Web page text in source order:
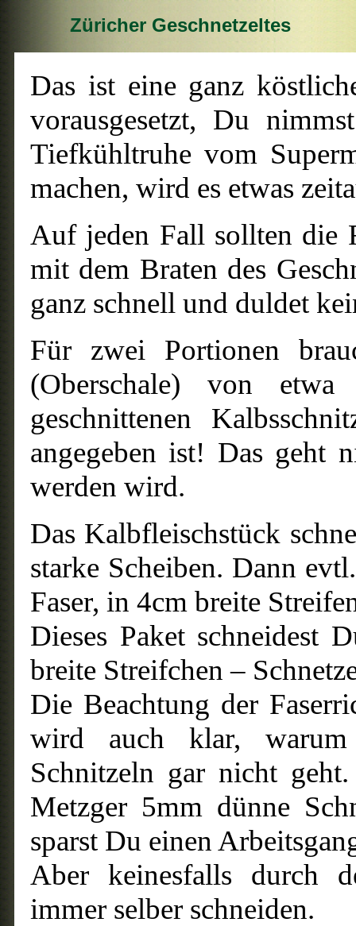
Züricher Geschnetzeltes
Das ist eine ganz
vorausgesetzt, Du
Tiefkühltruhe vom
machen, wird es etwas
Auf jeden Fall sollten die
mit dem Braten des
ganz schnell und duldet
Für zwei Portionen
(Oberschale) von
geschnittenen
angegeben ist! Das geht
werden wird.
Das Kalbfleischstück
starke Scheiben. Dann
Faser, in 4cm breite
Dieses Paket schneidest
breite Streifchen –
Die Beachtung der
wird auch klar, warum
Schnitzeln gar nicht
Metzger 5mm dünne
sparst Du einen
Aber keinesfalls durch
immer selber schneiden.